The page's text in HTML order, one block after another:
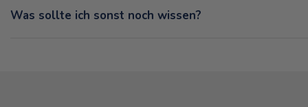
Was sollte ich sonst noch wissen?